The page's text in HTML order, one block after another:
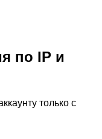
по IP и
только с